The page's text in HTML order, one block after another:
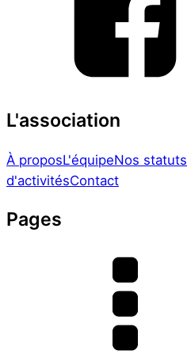
L'association
À proposL'équipeNos statuts
d'activitésContact
Pages